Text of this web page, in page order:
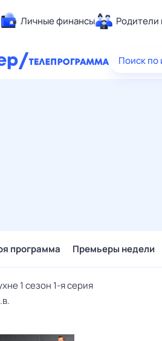
Личные финансы Родители
Поиск по
программа Премьеры недели
1 сезон 1-я серия